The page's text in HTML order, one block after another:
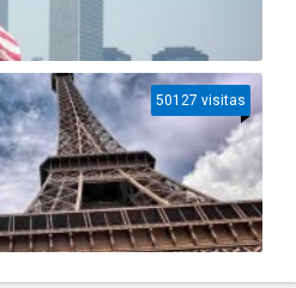
50127 visitas